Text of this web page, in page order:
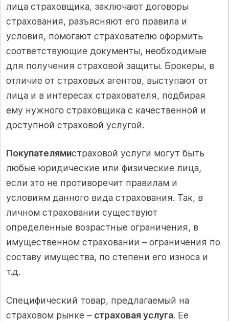
лица страховщика, заключают договоры
страхования, разъясняют его правила и
условия, помогают страхователю оформить
соответствующие документы, необходимые
для получения страховой защиты. Брокеры, в
отличие от страховых агентов, выступают от
лица и в интересах страхователя, подбирая
ему нужного страховщика с качественной и
доступной страховой услугой.
Покупателямистраховой услуги могут быть
любые юридические или физические лица,
если это не противоречит правилам и
условиям данного вида страхования. Так, в
личном страховании существуют
определенные возрастные ограничения, в
имущественном страховании – ограничения по
составу имущества, по степени его износа и
т.д.
Специфический товар, предлагаемый на
страховом рынке – страховая услуга. Ее